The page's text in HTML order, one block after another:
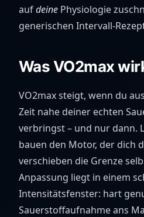
aufdeine Physiologie
generischen Intervall-
Was VO2max
VO2max steigt, wenn du
Zeit nahe deiner echten
verbringst – und nur dann.
bauen den Motor, der dich
verschieben die Grenze
Anpassung liegt in einem
Intensitätsfenster: hart
Sauerstoffaufnahme ans